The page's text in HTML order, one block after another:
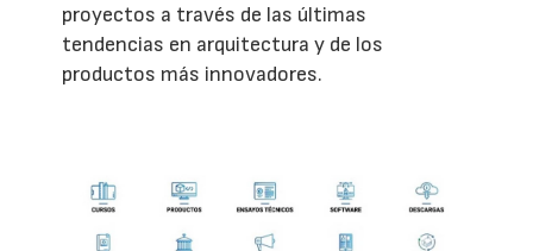
proyectos a través de las últimas
tendencias en arquitectura y de los
productos más innovadores.